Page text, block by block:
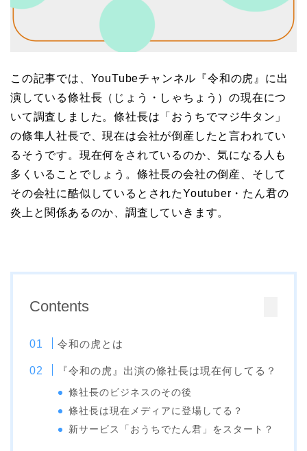
この記事では、YouTubeチャンネル『令和の虎』に出
演している條社長（じょう・しゃちょう）の現在につ
いて調査しました。條社長は「おうちでマジ牛タン」
の條隼人社長で、現在は会社が倒産したと言われてい
るそうです。現在何をされているのか、気になる人も
多くいることでしょう。條社長の会社の倒産、そして
その会社に酷似しているとされたYoutuber・たん君の
炎上と関係あるのか、調査していきます。
Contents
令和の虎とは
『令和の虎』出演の條社長は現在何してる？
條社長のビジネスのその後
條社長は現在メディアに登場してる？
新サービス「おうちでたん君」をスタート？